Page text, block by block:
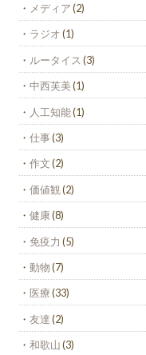
メディア(2)
ラジオ(1)
ルータイス (3)
中西芙美(1)
人工知能(1)
仕事(3)
作文(2)
価値観 (2)
健康(8)
免疫力 (5)
動物(7)
医療(33)
友達(2)
和歌山(3)